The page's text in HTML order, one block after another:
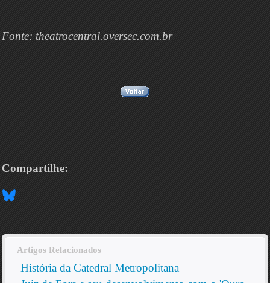
Fonte: theatrocentral.oversec.com.br
Compartilhe:
Artigos Relacionados
História da Catedral Metropolitana